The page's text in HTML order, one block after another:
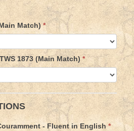
Match)*
1873 (Main Match)*
- Fluent in English *